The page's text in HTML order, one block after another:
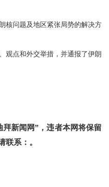
问题及地区紧张局势的解决方
点和外交举措，并通报了伊朗
新闻网”，违者本网将保留
联系：。